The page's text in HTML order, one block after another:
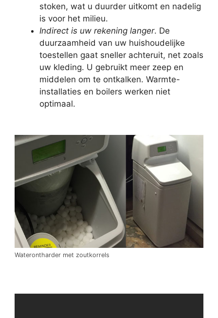
stoken, wat u duurder uitkomt en nadelig
is voor het milieu.
Indirect is uw rekening langer. De
duurzaamheid van uw huishoudelijke
toestellen gaat sneller achteruit, net zoals
uw kleding. U gebruikt meer zeep en
middelen om te ontkalken. Warmte-
installaties en boilers werken niet
optimaal.
Waterontharder met zoutkorrels